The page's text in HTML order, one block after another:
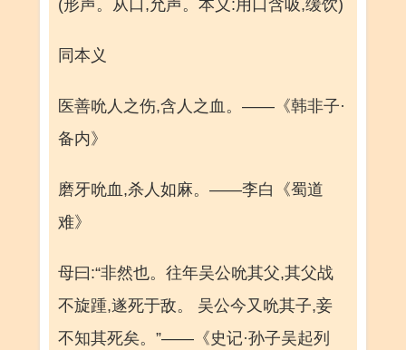
(形声。从口,允声。本义:用口含吸,缓饮)
同本义
医善吮人之伤,含人之血。——《韩非子·
备内》
磨牙吮血,杀人如麻。——李白《蜀道
难》
母曰:“非然也。往年吴公吮其父,其父战
不旋踵,遂死于敌。 吴公今又吮其子,妾
不知其死矣。”——《史记·孙子吴起列